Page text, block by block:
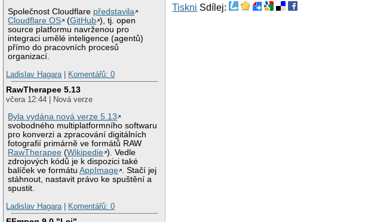
Společnost Cloudflare představila
Cloudflare OS
(GitHub ), tj. open
source platformu navrženou pro
integraci umělé inteligence (agentů)
přímo do pracovních procesů
organizací.
Ladislav Hagara
Komentářů: 0
RawTherapee 5.13
včera 12:44 | Nová verze
Byla vydána nová verze 5.13
svobodného multiplatformního softwaru
pro konverzi a zpracování digitálních
fotografií primárně ve formátů RAW
RawTherapee (Wikipedie ). Vedle
zdrojových kódů je k dispozici také
balíček ve formátuAppImage . Stačí jej
stáhnout, nastavit právo ke spuštění a
spustit.
Ladislav Hagara
Komentářů: 0
Tiskni Sdílej: